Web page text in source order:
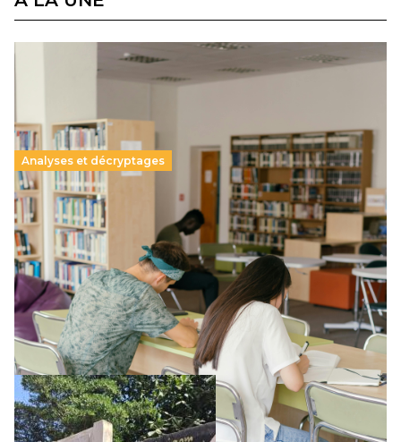
Analyses et décryptages
Supérieur privé : une dérive qui met à mal la
promesse républicaine
11 juillet 2026-
Le projet de loi sur la régulation de l’enseignement
supérieur privé met en lumière l’amplification d’un système
qui relègue l’acte pédagogique au superfétatoire, voire à…
Lire la suite →